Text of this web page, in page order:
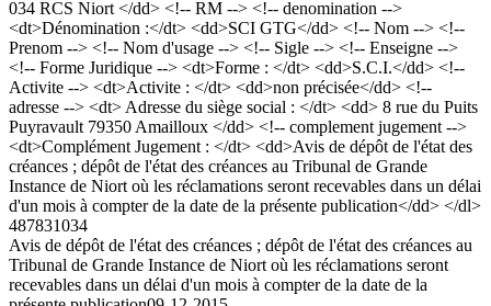
034 RCS Niort </dd> <!-- RM --> <!-- denomination -->
<dt>Dénomination :</dt> <dd>SCI GTG</dd> <!-- Nom --> <!--
Prenom --> <!-- Nom d'usage --> <!-- Sigle --> <!-- Enseigne -->
<!-- Forme Juridique --> <dt>Forme : </dt> <dd>S.C.I.</dd> <!--
Activite --> <dt>Activite : </dt> <dd>non précisée</dd> <!--
adresse --> <dt> Adresse du siège social : </dt> <dd> 8 rue du Puits
Puyravault 79350 Amailloux </dd> <!-- complement jugement -->
<dt>Complément Jugement : </dt> <dd>Avis de dépôt de l'état des
créances ; dépôt de l'état des créances au Tribunal de Grande
Instance de Niort où les réclamations seront recevables dans un délai
d'un mois à compter de la date de la présente publication</dd> </dl>
487831034
Avis de dépôt de l'état des créances ; dépôt de l'état des créances au
Tribunal de Grande Instance de Niort où les réclamations seront
recevables dans un délai d'un mois à compter de la date de la